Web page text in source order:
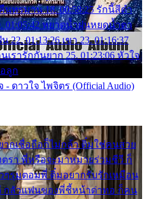
นทรมาน 18. 00:58:25 รักนี้สีดำ
01:05:42 หยาดน้ำฝนหยดน้ำตา
22. 01:13:26 เขา 23. 01:16:37
เรารักกันยาก 25. 01:23:06 หัวใจ
อลูก
- ดาวใจ ไพจิตร (Official Audio)
ากเชื่อถือก็ไม่กล้า ติ๋มใช่คนสวย
ตรา พี่หรือจะมาหมายร่วมชีวี ก็
ๆรุมตอมพี่ ติ๋มอยากรับรักเหมือน
กลัวแฟนของพี่ชี้หน้าด่าทอ ก็คน